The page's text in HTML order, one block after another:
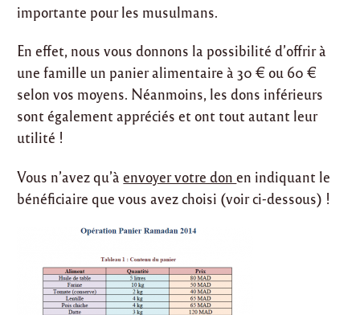
importante pour les musulmans.
En effet, nous vous donnons la possibilité d’offrir à
une famille un panier alimentaire à 30 € ou 60 €
selon vos moyens. Néanmoins, les dons inférieurs
sont également appréciés et ont tout autant leur
utilité !
Vous n’avez qu’àenvoyer votre donen indiquant le
bénéficiaire que vous avez choisi (voir ci-dessous) !